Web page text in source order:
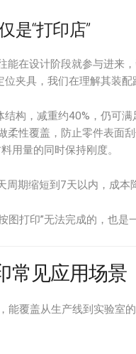
是“打印店”
能在设计阶段就参与进来
夹具，我们在理解其装
结构，减重约40%，仍可满
柔性覆盖，防止零件表面刮
用量的同时保持刚度。
期缩短到7天以内，成本
图打印”无法完成的，也是
常见应用场景
能覆盖从生产线到实验室